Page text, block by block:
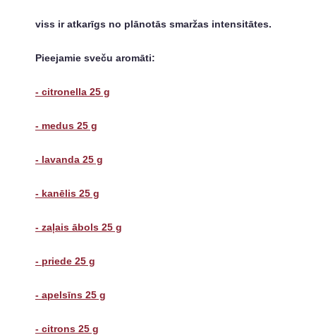
viss ir atkarīgs no plānotās smaržas intensitātes.
Pieejamie sveču aromāti:
- citronella 25 g
- medus 25 g
- lavanda 25 g
- kanēlis 25 g
- zaļais ābols 25 g
- priede 25 g
- apelsīns 25 g
- citrons 25 g